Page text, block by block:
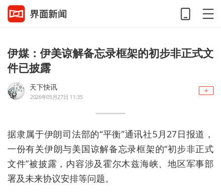
伊媒：伊美谅解备忘录框架的初步非正式文
件已披露
天下快讯
2026年05月27日 11:35
据隶属于伊朗司法部的“平衡”通讯社5月27日报道，
一份有关伊朗与美国谅解备忘录框架的“初步非正式
文件”被披露，内容涉及霍尔木兹海峡、地区军事部
署及未来协议安排等问题。